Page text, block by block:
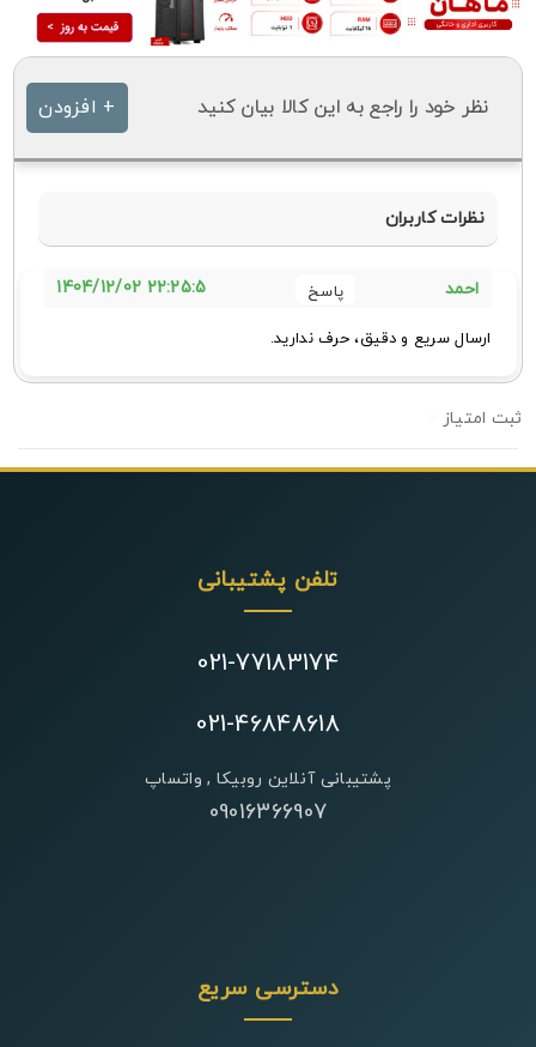
نظر خود را راجع به این کالا بیان کنید + افزودن
نظرات کاربران
احمد 22:25:5 1404/12/02
ارسال سریع و دقیق، حرف ندارید.
تلفن پشتیبانی
021-77183174
021-46848618
پشتیبانی آنلاین روبیکا , واتساپ
09016366907
دسترسی سریع